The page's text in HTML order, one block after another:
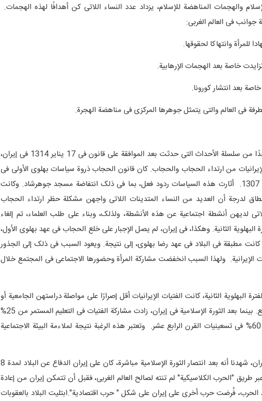
والهجمات المناهضة للإسلام، یزداد عدد النساء اللاتی کن أهدافًا لهذه الهجمات.
فی العالم الغربی:
وفی إیران، یعد اکتشاف الحجاب واحدًا من سلسلة الأحداث التی حدثت بعد الموافقة على قانون فی 17 ینایر 1314 فی إیران،
من ارتداء الحجاب والحجاب. کان قانون الحجاب ذروة سیاسات بهلوی الأولى فی
مجال تغییر الملابس، والذی بدأ عام 1307. أثارت هذه السیاسات ردود فعل، بما فی ذلک انتفاضة مسجد جوهرشاد. وکانت
لدرجة أن العدید من النساء المتدینات اللاتی واجهن مشکلة حظر ارتداء الحجاب
لدیهن أنشطة اجتماعیة عن هذه الأنشطة، ولذلک، وبناء على طلب العلماء، تم إلغاء
عام 1323 خلال الفترة البهلویة الثانیة. وهکذا، فی إیران، لم یصل الإجبار على خلع الحجاب فی عهد بهلوی الأول،
کانت مطبقة فی البلاد فی عهد رضا بهلوی، إلى نتیجة. ویعود السبب فی ذلک إلى الجذور
الإیرانیة. ولهذا السبب انخفضت مشارکة المرأة وحضورها الاجتماعی فی المجتمع خلال
البهلویة الثانیة، کانت الفتیات الإیرانیات أقل إصرارًا على مواصلة دراستهن الجامعیة أو
اهتمامًا بالعمل والمشارکة فی المجتمع. بینما بعد الثورة الإسلامیة فی إیران، زادت مشارکة الفتیات فی التعلیم المستمر من 25%
فی خمسینیات القرن الرابع عشر إلى 60% فی تسعینیات القرن الرابع عشر. وتعتبر هذه الرغبة نتیجة لملاءمة البیئة الاجتماعیة
ومن خلال دراسة النهج المناهض لإیران، شهدنا أنه بعد انتصار الثورة الإسلامیة مباشرة، کان على إیران الدفاع عن البلاد لمدة 8
"الحرب الکلاسیکیة" لم تنته لصالح العالم الغربی، فقبل أن تتمکن إیران من إعادة
الحرب، فُرضت حرب أخرى على إیران على شکل " حرب اقتصادیة".ابتلیت البلاد بالعقوبات